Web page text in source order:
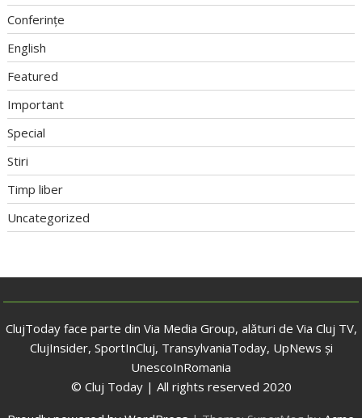
Conferințe
English
Featured
Important
Special
Stiri
Timp liber
Uncategorized
ClujToday face parte din Via Media Group, alături de Via Cluj TV,
ClujInsider, SportInCluj, TransylvaniaToday, UpNews și
UnescoInRomania
© Cluj Today | All rights reserved 2020